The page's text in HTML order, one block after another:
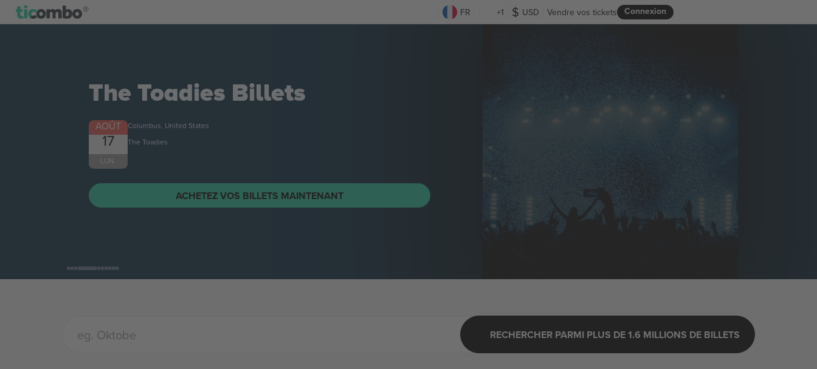
FR +1 USD Connexion
Vendre vos tickets
The Toadies Billets
AOÛT
17
LUN.
Columbus, United States
The Toadies
ACHETEZ VOS BILLETS MAINTENANT
RECHERCHER PARMI PLUS DE 1.6 MILLIONS DE BILLETS